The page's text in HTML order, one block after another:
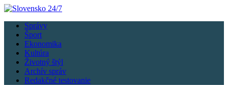
Správy
Šport
Ekonomika
Kultúra
Životný štýl
Archív správ
Redakčné testovanie